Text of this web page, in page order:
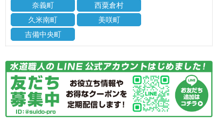
奈義町
西粟倉村
久米南町
美咲町
吉備中央町